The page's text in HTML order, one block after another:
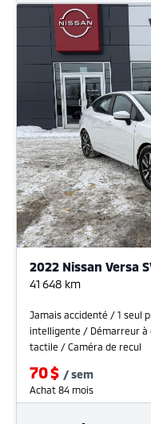
2022 Nissan Versa
41 648 km
Jamais accidenté / 1 seul
intelligente / Démarreur à
tactile / Caméra de recul
70$ /sem
Achat 84 mois